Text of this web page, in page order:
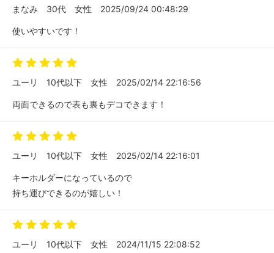
まなみ 30代 女性 2025/09/24 00:48:29
使いやすいです！
ユーリ 10代以下 女性 2025/02/14 22:16:56
両面できるので表も裏もデコできます！
ユーリ 10代以下 女性 2025/02/14 22:16:01
キーホルダーになっているので
持ち運びできるのが嬉しい！
ユーリ 10代以下 女性 2024/11/15 22:08:52